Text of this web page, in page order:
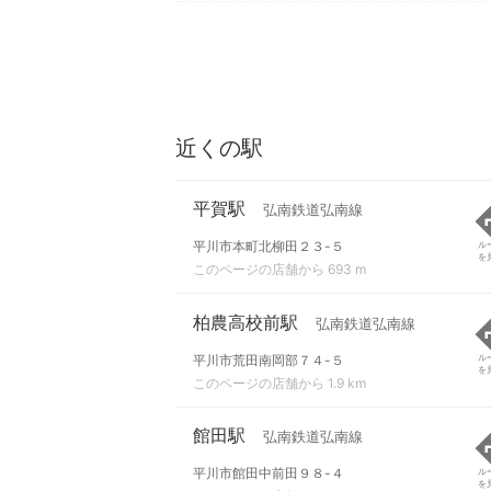
近くの駅
平賀駅 弘南鉄道弘南線
平川市本町北柳田２３-５
このページの店舗から 693 m
ル
を
柏農高校前駅 弘南鉄道弘南線
平川市荒田南岡部７４-５
このページの店舗から 1.9 km
ル
を
館田駅 弘南鉄道弘南線
平川市館田中前田９８-４
ル
を